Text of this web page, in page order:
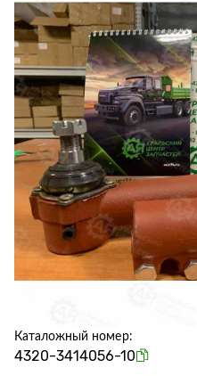
Каталожный номер:
4320-3414056-10